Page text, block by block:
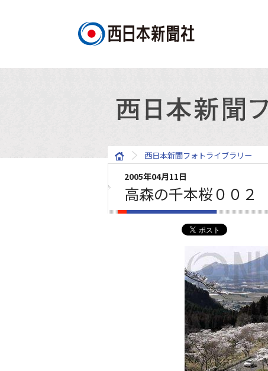
西日本新聞フォトライブラリー
2005年04月11日
高森の千本桜００２